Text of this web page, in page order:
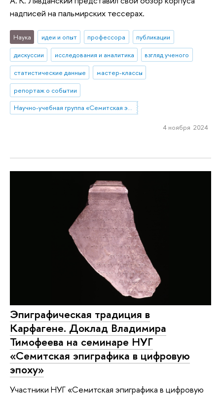
надписей на пальмирских тессерах.
Наука идеи и опыт профессора
публикации
дискуссии
исследования и аналитика
взгляд ученого
статистические данные
мастер-классы
репортаж о событии
Научно-учебная группа «Семитская эпиграфика в цифровую эпоху»
4 ноября 2024
Эпиграфическая традиция в
Карфагене. Доклад Владимира
Тимофеева на семинаре НУГ
«Семитская эпиграфика в цифровую
эпоху»
Участники НУГ «Семитская эпиграфика в цифровую